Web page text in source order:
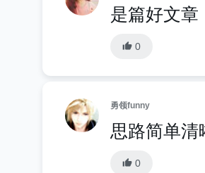
是篇好文章
0
勇领funny
思路简单清
0